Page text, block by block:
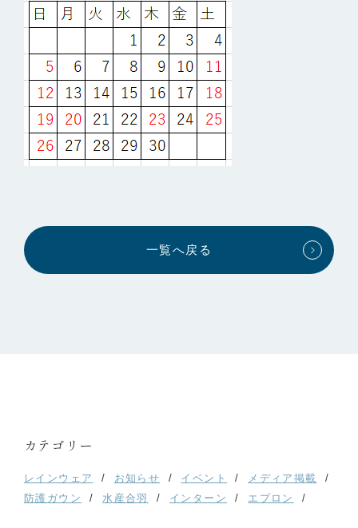
一覧へ戻る
カテゴリー
レインウェア お知らせ イベント
メディア掲載
防護ガウン
水産合羽 インターン エプロン